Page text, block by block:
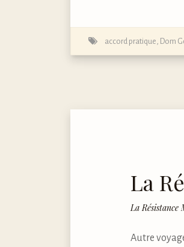
accord pratique Dom
La
La Résistance
Autre